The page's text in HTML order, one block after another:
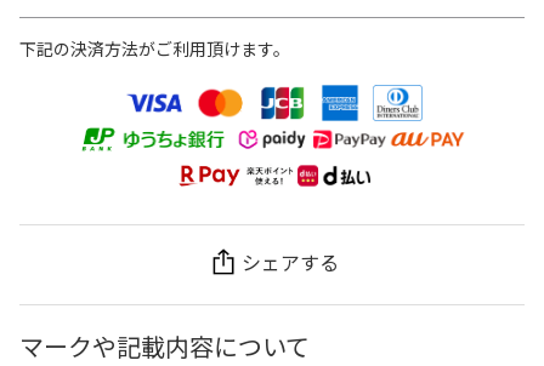
下記の決済方法がご利用頂けます。
シェアする
マークや記載内容について